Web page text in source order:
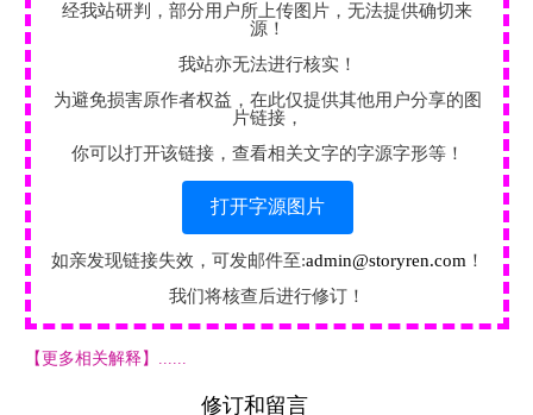
经我站研判，部分用户所上传图片，无法提供确切来
源！
我站亦无法进行核实！
为避免损害原作者权益，在此仅提供其他用户分享的图
片链接，
你可以打开该链接，查看相关文字的字源字形等！
打开字源图片
如亲发现链接失效，可发邮件至:admin@storyren.com ！
我们将核查后进行修订！
【更多相关解释】......